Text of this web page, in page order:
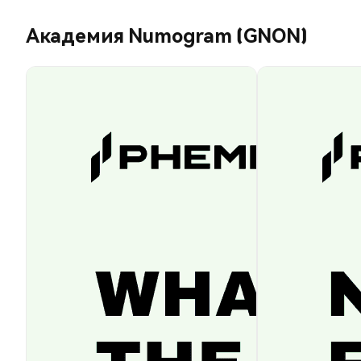
Академия Numogram (GNON)